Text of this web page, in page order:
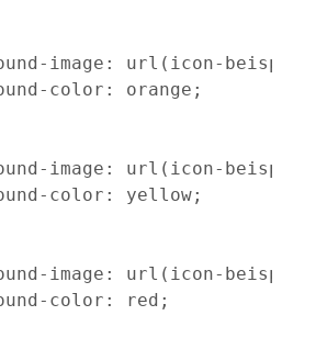
image: url(icon-
color: orange;
image: url(icon-
color: yellow;
image: url(icon-
color: red;